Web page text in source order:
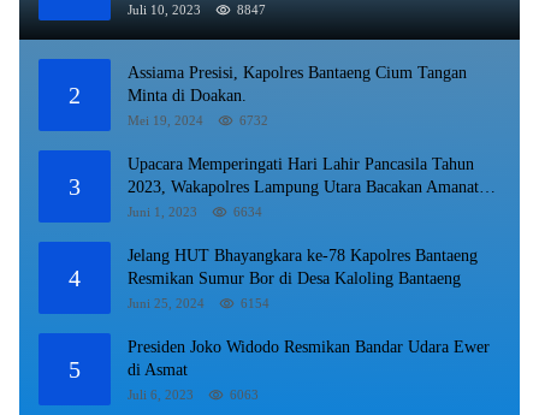
Juli 10, 2023 8847
2
Assiama Presisi, Kapolres Bantaeng Cium Tangan
Minta di Doakan.
Mei 19, 2024 6732
3
Upacara Memperingati Hari Lahir Pancasila Tahun
2023, Wakapolres Lampung Utara Bacakan Amanat
Kepala BPIP RI.
Juni 1, 2023 6634
4
Jelang HUT Bhayangkara ke-78 Kapolres Bantaeng
Resmikan Sumur Bor di Desa Kaloling Bantaeng
Juni 25, 2024 6154
5
Presiden Joko Widodo Resmikan Bandar Udara Ewer
di Asmat
Juli 6, 2023 6063